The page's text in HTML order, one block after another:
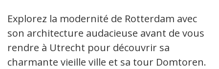
Explorez la modernité de Rotterdam avec
son architecture audacieuse avant de vous
rendre à Utrecht pour découvrir sa
charmante vieille ville et sa tour Domtoren.